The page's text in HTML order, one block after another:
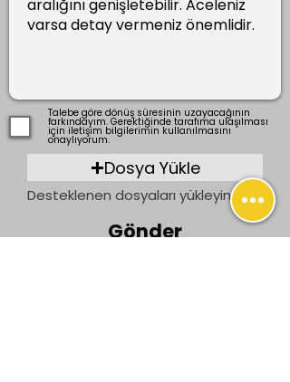
Talebe göre dönüş süresinin uzayacağının
farkındayım. Gerektiğinde tarafıma ulaşılması
için iletişim bilgilerimin kullanılmasını
onaylıyorum.
Dosya Yükle
Desteklenen dosyaları yükleyin (En fazla 15 MB)
Gönder